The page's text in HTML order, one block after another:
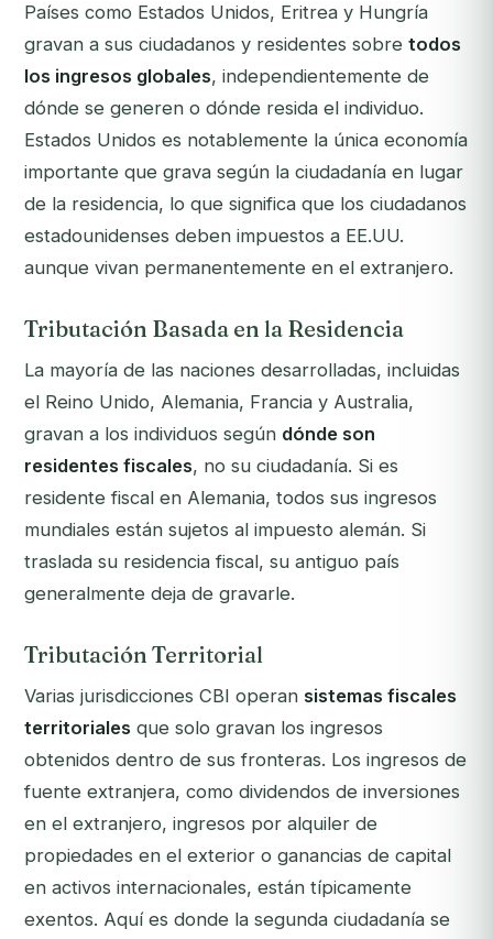
Países como Estados Unidos, Eritrea y Hungría
gravan a sus ciudadanos y residentes sobre todos
los ingresos globales, independientemente de
dónde se generen o dónde resida el individuo.
Estados Unidos es notablemente la única economía
importante que grava según la ciudadanía en lugar
de la residencia, lo que significa que los ciudadanos
estadounidenses deben impuestos a EE.UU.
aunque vivan permanentemente en el extranjero.
Tributación Basada en la Residencia
La mayoría de las naciones desarrolladas, incluidas
el Reino Unido, Alemania, Francia y Australia,
gravan a los individuos según dónde son
residentes fiscales, no su ciudadanía. Si es
residente fiscal en Alemania, todos sus ingresos
mundiales están sujetos al impuesto alemán. Si
traslada su residencia fiscal, su antiguo país
generalmente deja de gravarle.
Tributación Territorial
Varias jurisdicciones CBI operan sistemas fiscales
territoriales que solo gravan los ingresos
obtenidos dentro de sus fronteras. Los ingresos de
fuente extranjera, como dividendos de inversiones
en el extranjero, ingresos por alquiler de
propiedades en el exterior o ganancias de capital
en activos internacionales, están típicamente
exentos. Aquí es donde la segunda ciudadanía se